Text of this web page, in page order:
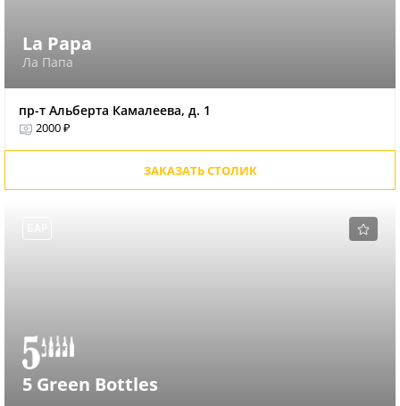
La Papa
Ла Папа
пр-т Альберта Камалеева, д. 1
2000 ₽
ЗАКАЗАТЬ СТОЛИК
5 Green Bottles